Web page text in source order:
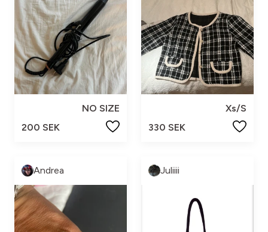
NO SIZE
200 SEK
Xs/S
330 SEK
Andrea Juliiii